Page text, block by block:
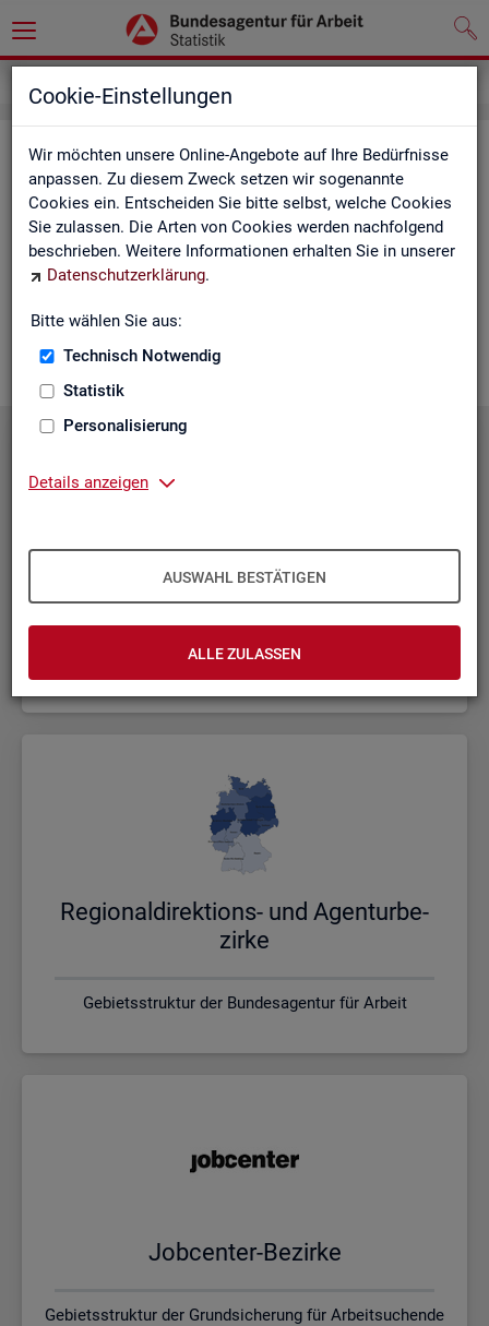
Cookie-Einstellungen
Wir möchten unsere Online-Angebote auf Ihre Bedürfnisse
anpassen. Zu diesem Zweck setzen wir sogenannte
Cookies ein. Entscheiden Sie bitte selbst, welche Cookies
Sie zulassen. Die Arten von Cookies werden nachfolgend
beschrieben. Weitere Informationen erhalten Sie in unserer
Datenschutzerklärung.
Bitte wählen Sie aus:
Technisch Notwendig
Statistik
Personalisierung
Details anzeigen
AUSWAHL BESTÄTIGEN
ALLE ZULASSEN
Sta­tis­ti­ken nach Re­gio­nen
Auf den fol­gen­den Sei­ten fin­den Sie Land­kar­ten und Ta­bel­len
mit den wich­tigs­ten ak­tu­el­len Eck­wer­ten zum Ar­beits- und
Aus­bil­dungs­markt. Über die Land­kar­ten ge­lan­gen Sie zu den
ent­spre­chen­den Zah­len für die von Ihnen ge­wünsch­te Re­gi­on.
grund-In­for­ma­tio­nen zu den re­gio­na­len Glie­de­run­gen zu­sam­
men­ge­stellt.
Bund, Län­der und Krei­se
Politische Gebietsstruktur
Re­gio­nal­di­rek­ti­ons- und Agen­tur­be­
zir­ke
Gebietsstruktur der Bundesagentur für Arbeit
Job­cen­ter-Be­zir­ke
Gebietsstruktur der Grundsicherung für Arbeitsuchende